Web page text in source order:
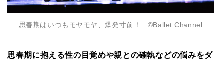
思春期はいつもモヤモヤ、爆発寸前！ ©Ballet Channel
思春期に抱える性の目覚めや親との確執などの悩みをダ